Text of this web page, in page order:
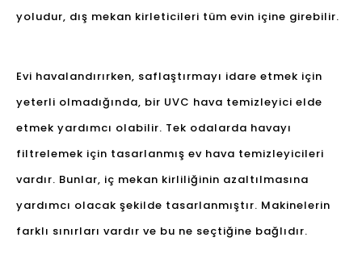
yoludur, dış mekan kirleticileri tüm evin içine girebilir.
Evi havalandırırken, saflaştırmayı idare etmek için
yeterli olmadığında, bir UVC hava temizleyici elde
etmek yardımcı olabilir. Tek odalarda havayı
filtrelemek için tasarlanmış ev hava temizleyicileri
vardır. Bunlar, iç mekan kirliliğinin azaltılmasına
yardımcı olacak şekilde tasarlanmıştır. Makinelerin
farklı sınırları vardır ve bu ne seçtiğine bağlıdır.